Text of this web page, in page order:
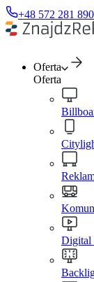
+48 572 281 890
Oferta
Oferta
Digital